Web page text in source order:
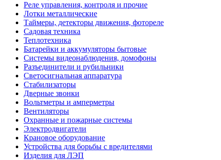
Реле управления, контроля и прочие
Лотки металлические
Таймеры, детекторы движения, фотореле
Садовая техника
Теплотехника
Батарейки и аккумуляторы бытовые
Системы видеонаблюдения, домофоны
Разъединители и рубильники
Светосигнальная аппаратура
Стабилизаторы
Дверные звонки
Вольтметры и амперметры
Вентиляторы
Охранные и пожарные системы
Электродвигатели
Крановое оборудование
Устройства для борьбы с вредителями
Изделия для ЛЭП